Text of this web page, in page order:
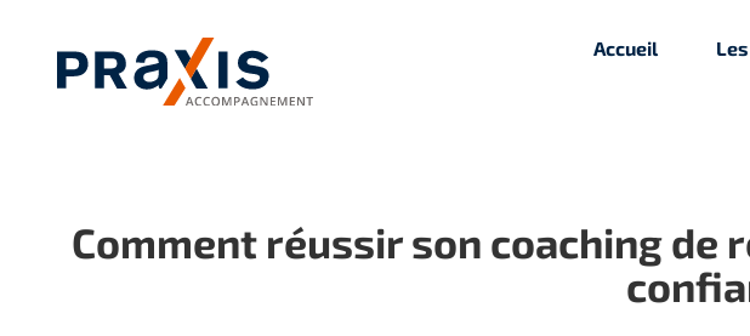
contenu
Accueil
Comment réussir son coaching